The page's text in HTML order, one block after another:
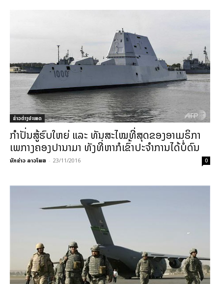
ຂ່າວຕ່າງປະເທດ
ກຳປັ່ນສູ້ຮົບໃຫຍ່ ແລະ ທັນສະໄໝທີ່ສຸດຂອງອາເມຣິກາ
ເພກາງຄອງປານາມາ ທັງທີ່ຫາກໍເຂົ້າປະຈຳການໄດ້ບໍ່ດົນ
ນັກຂ່າວ ລາວໂພສ - 23/11/2016 0